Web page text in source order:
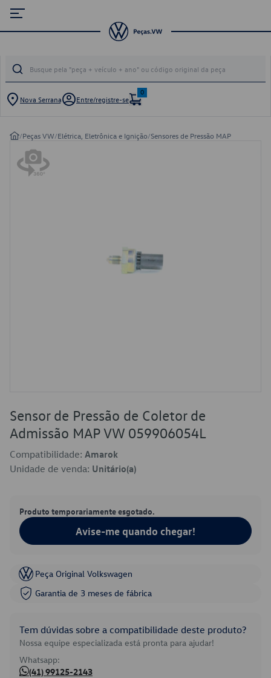
Nova Serrana Entre/registre-se
0
/Peças VW/Elétrica, Eletrônica e Ignição/Sensores de Pressão MAP
Sensor de Pressão de Coletor de
Admissão MAP VW 059906054L
Compatibilidade: Amarok
Unidade de venda: Unitário(a)
Produto temporariamente esgotado.
Avise-me quando chegar!
Peça Original Volkswagen
Garantia de 3 meses de fábrica
Tem dúvidas sobre a compatibilidade deste produto?
Nossa equipe especializada está pronta para ajudar!
Whatsapp:
(41) 99125-2143